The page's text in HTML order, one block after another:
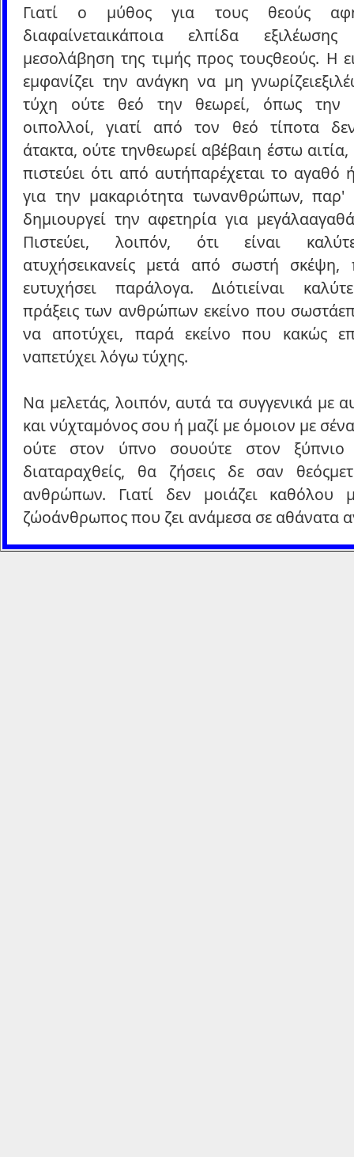
Γιατί ο μύθος για τους θεούς
διαφαίνεταικάποια ελπίδα
μεσολάβηση της τιμής προς τουςθεούς. Η
εμφανίζει την ανάγκη να μη
τύχη ούτε θεό την θεωρεί, όπως την
οιπολλοί, γιατί από τον θεό τίποτα
άτακτα, ούτε τηνθεωρεί αβέβαιη έστω αιτία,
πιστεύει ότι από αυτήπαρέχεται το αγαθό
για την μακαριότητα τωνανθρώπων,
δημιουργεί την αφετηρία για
Πιστεύει, λοιπόν, ότι είναι
ατυχήσεικανείς μετά από σωστή
ευτυχήσει παράλογα. Διότιείναι
πράξεις των ανθρώπων εκείνο που
να αποτύχει, παρά εκείνο που κακώς
ναπετύχει λόγω τύχης.
Να μελετάς, λοιπόν, αυτά τα συγγενικά με
και νύχταμόνος σου ή μαζί με όμοιον με
ούτε στον ύπνο σουούτε στον
διαταραχθείς, θα ζήσεις δε σαν
ανθρώπων. Γιατί δεν μοιάζει καθόλου
ζώοάνθρωπος που ζει ανάμεσα σε αθάνατα